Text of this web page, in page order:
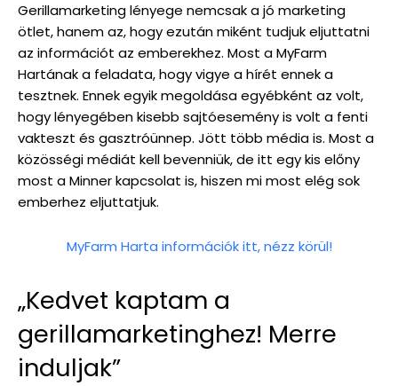
Gerillamarketing lényege nemcsak a jó marketing
ötlet, hanem az, hogy ezután miként tudjuk eljuttatni
az információt az emberekhez. Most a MyFarm
Hartának a feladata, hogy vigye a hírét ennek a
tesztnek. Ennek egyik megoldása egyébként az volt,
hogy lényegében kisebb sajtóesemény is volt a fenti
vakteszt és gasztróünnep. Jött több média is. Most a
közösségi médiát kell bevenniük, de itt egy kis előny
most a Minner kapcsolat is, hiszen mi most elég sok
emberhez eljuttatjuk.
MyFarm Harta információk itt, nézz körül!
„Kedvet kaptam a
gerillamarketinghez! Merre
induljak”